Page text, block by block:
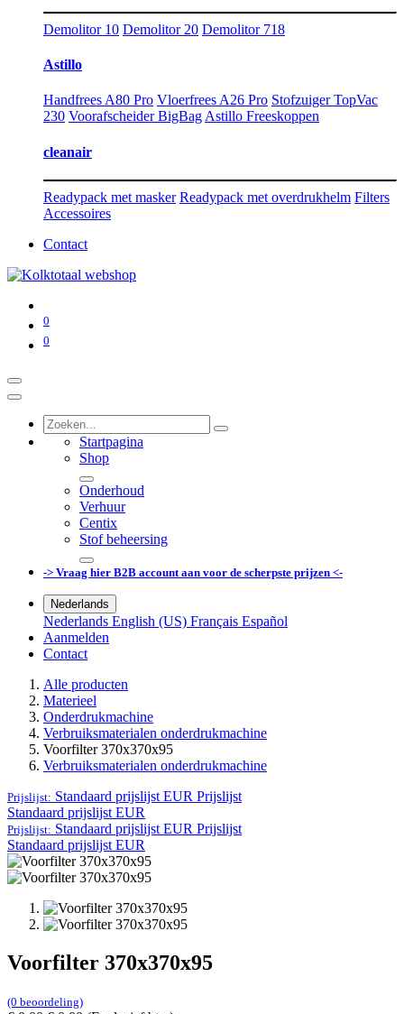
Demolitor 10 Demolitor 20 Demolitor 718
Astillo
Handfrees A80 Pro Vloerfrees A26 Pro Stofzuiger TopVac
230 Voorafscheider BigBag Astillo Freeskoppen
cleanair
Readypack met masker Readypack met overdrukhelm Filters
Accessoires
Contact
0
0
Startpagina
Shop
Onderhoud
Verhuur
Centix
Stof beheersing
-> Vraag hier B2B account aan voor de scherpste prijzen <-
Nederlands
Nederlands English (US) Français Español
Aanmelden
Contact
Alle producten
Materieel
Onderdrukmachine
Verbruiksmaterialen onderdrukmachine
Voorfilter 370x370x95
Verbruiksmaterialen onderdrukmachine
Prijslijst: Standaard prijslijst EUR Prijslijst
Standaard prijslijst EUR
Prijslijst: Standaard prijslijst EUR Prijslijst
Standaard prijslijst EUR
Voorfilter 370x370x95
(0 beoordeling)